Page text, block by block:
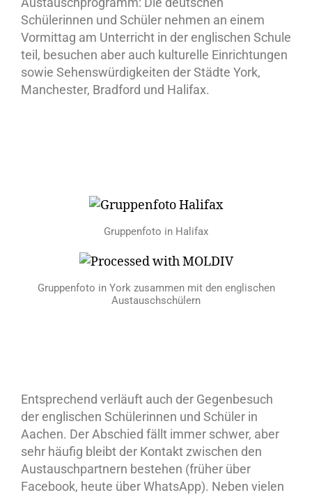
Schülerinnen und Schüler nehmen an einem
Vormittag am Unterricht in der englischen Schule
teil, besuchen aber auch kulturelle Einrichtungen
sowie Sehenswürdigkeiten der Städte York,
Manchester, Bradford und Halifax.
Gruppenfoto in Halifax
Gruppenfoto in York zusammen mit den englischen
Austauschschülern
Entsprechend verläuft auch der Gegenbesuch
der englischen Schülerinnen und Schüler in
Aachen. Der Abschied fällt immer schwer, aber
sehr häufig bleibt der Kontakt zwischen den
Austauschpartnern bestehen (früher über
Facebook, heute über WhatsApp). Neben vielen